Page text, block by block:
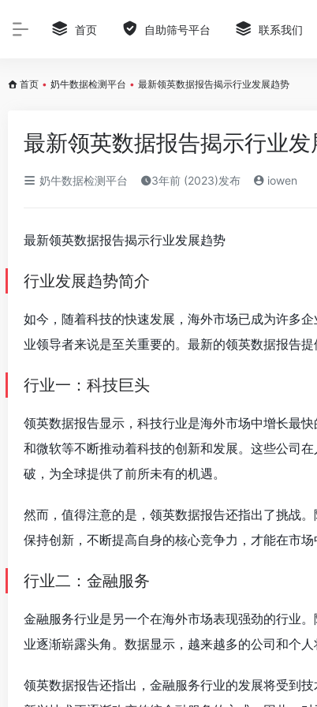
首页 自助筛号平台 联系我们
首页 • 奶牛数据检测平台 • 最新领英数据报告揭示行业发展趋势
最新领英数据报告揭示行业发
奶牛数据检测平台 3年前 (2023)发布 iowen
最新领英数据报告揭示行业发展趋势
行业发展趋势简介
如今，随着科技的快速发展，海外市场已成为许多
业领导者来说是至关重要的。最新的领英数据报告
行业一：科技巨头
领英数据报告显示，科技行业是海外市场中增长最
和微软等不断推动着科技的创新和发展。这些公司
破，为全球提供了前所未有的机遇。
然而，值得注意的是，领英数据报告还指出了挑战
保持创新，不断提高自身的核心竞争力，才能在市场
行业二：金融服务
金融服务行业是另一个在海外市场表现强劲的行业
业逐渐崭露头角。数据显示，越来越多的公司和个
领英数据报告还指出，金融服务行业的发展将受到